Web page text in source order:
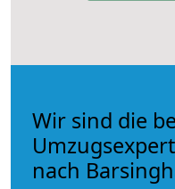
Wir sind die
nach